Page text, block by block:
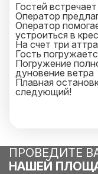
Гостей
Оператор
Оператор
устроиться в
На счет три
Гость
Погружение
дуновение ветра
Плавная
следующий!
ПРОВЕДИТЕ
НАШЕЙ